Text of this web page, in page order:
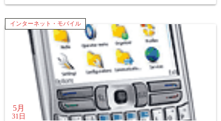
インターネット・モバイル
5月
31日